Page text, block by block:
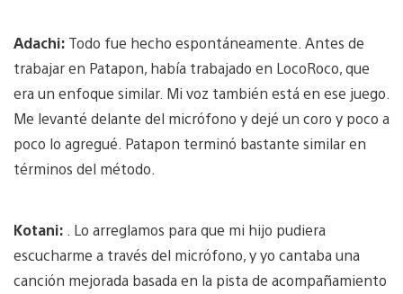
Adachi: Todo fue hecho espontáneamente. Antes de
trabajar en Patapon, había trabajado en LocoRoco, que
era un enfoque similar. Mi voz también está en ese juego.
Me levanté delante del micrófono y dejé un coro y poco a
poco lo agregué. Patapon terminó bastante similar en
términos del método.
Kotani:
. Lo arreglamos para que mi hijo pudiera
escucharme a través del micrófono, y yo cantaba una
canción mejorada basada en la pista de acompañamiento